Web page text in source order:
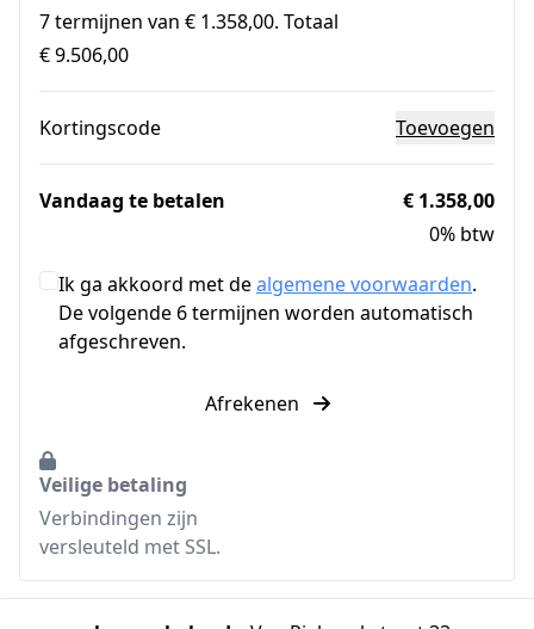
7 termijnen van € 1.358,00. Totaal
€ 9.506,00
Kortingscode Toevoegen
Vandaag te betalen
€ 1.358,00
0% btw
Ik ga akkoord met dealgemene voorwaarden.
De volgende 6 termijnen worden automatisch
afgeschreven.
Afrekenen
Veilige betaling
Verbindingen zijn
versleuteld met SSL.